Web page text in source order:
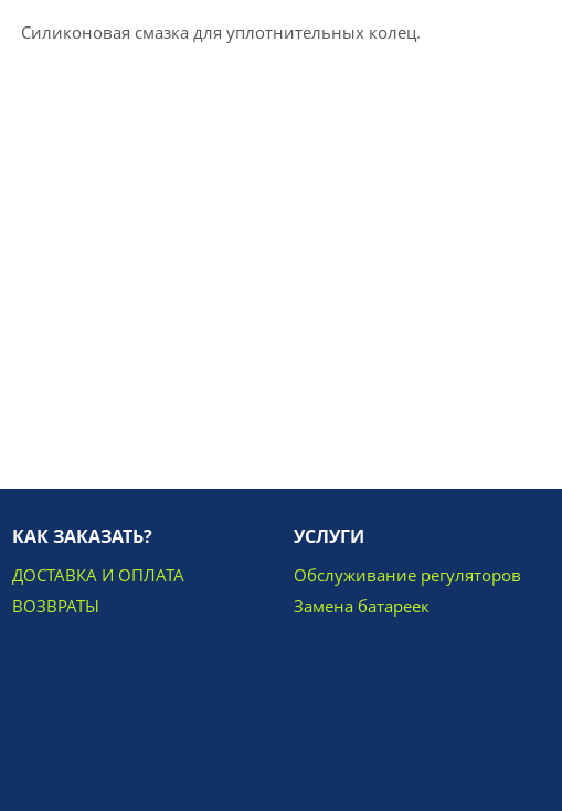
Силиконовая смазка для уплотнительных колец.
КАК ЗАКАЗАТЬ?
ДОСТАВКА И ОПЛАТА
ВОЗВРАТЫ
УСЛУГИ
Обслуживание регуляторов
Замена батареек